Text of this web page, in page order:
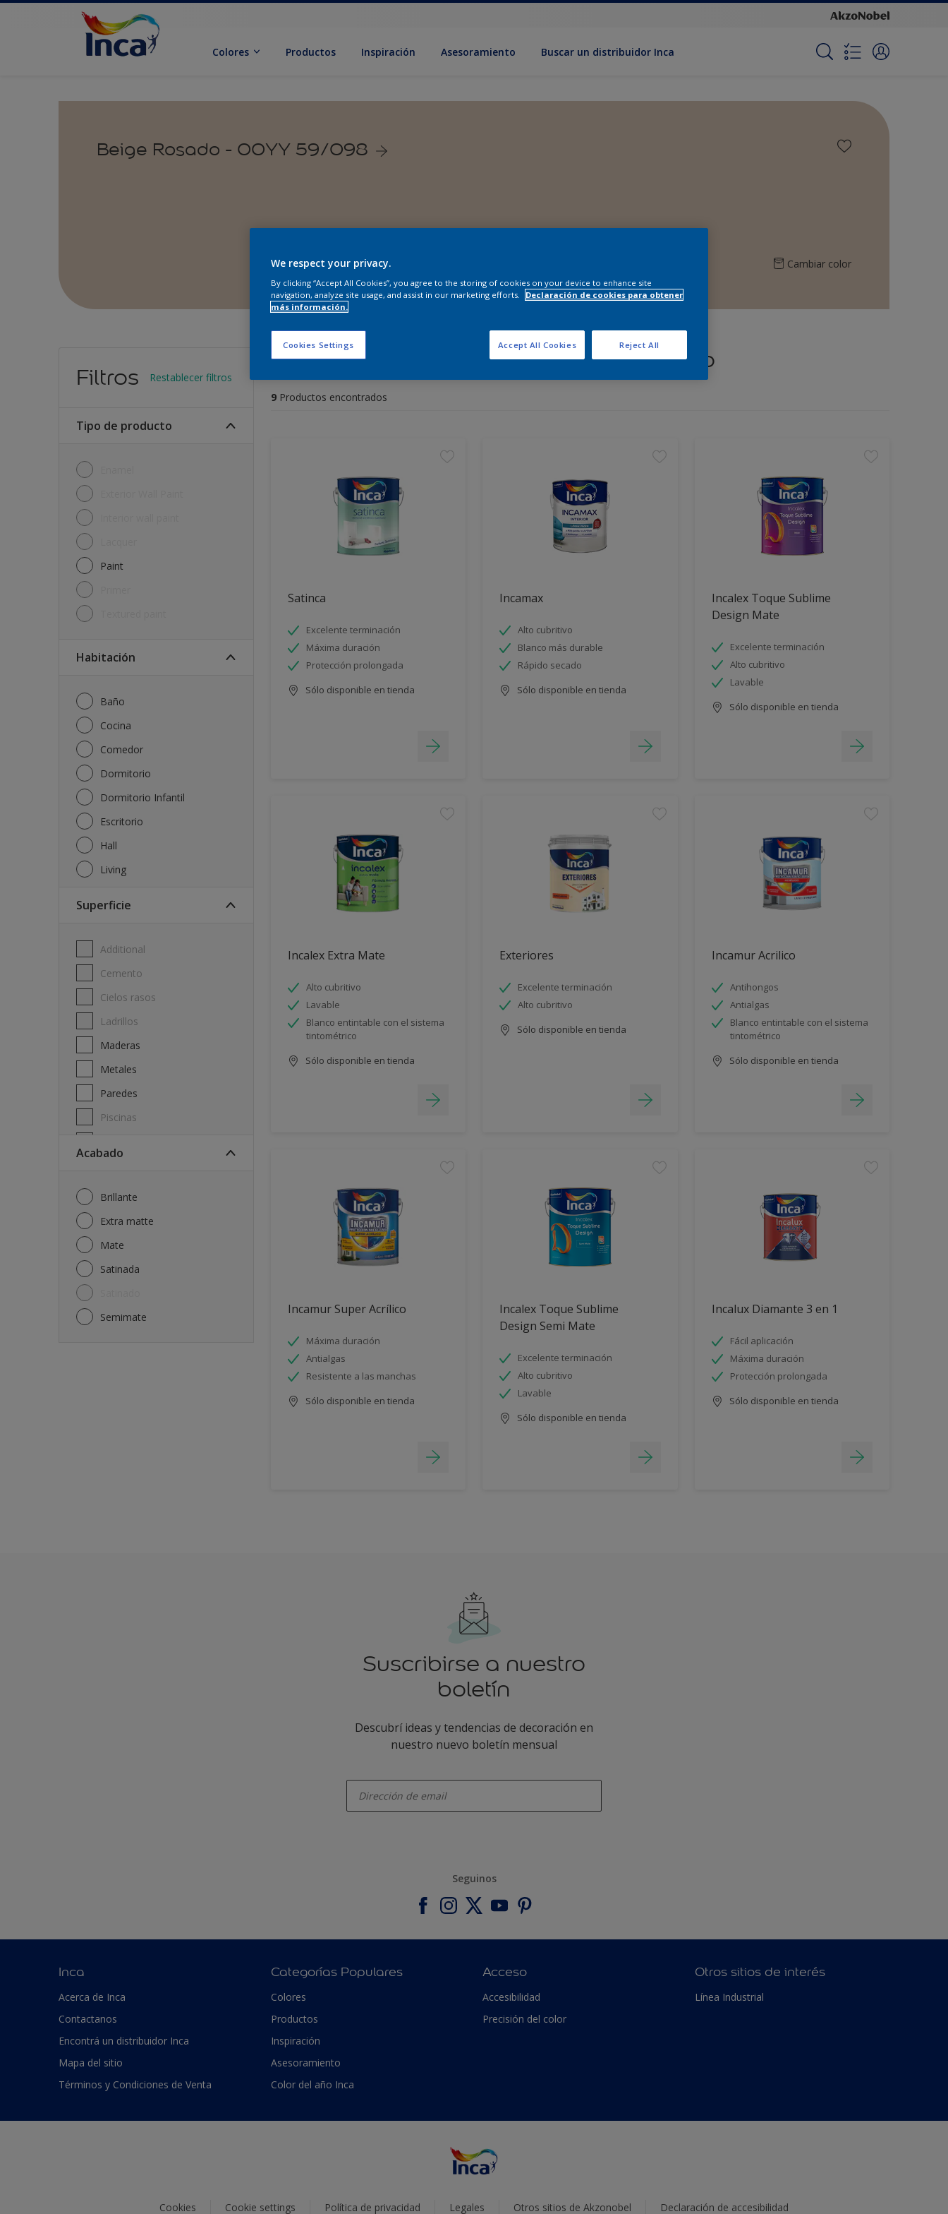
Colores Productos Inspiración Asesoramiento Buscar un distribuidor Inca
Beige Rosado - 00YY 59/098
Cambiar color
Filtros Restablecer filtros
Tipo de producto
Paint
Habitación
Baño
Cocina
Comedor
Dormitorio
Dormitorio Infantil
Escritorio
Hall
Living
Superficie
Additional
Cemento
Cielos rasos
Ladrillos
Maderas
Metales
Paredes
Piscinas
Acabado
Brillante
Extra matte
Mate
Satinada
Semimate
Encuentra los productos para tu proyecto
9 Productos encontrados
Satinca
Excelente terminación
Máxima duración
Protección prolongada
Sólo disponible en tienda
Incamax
Alto cubritivo
Blanco más durable
Rápido secado
Sólo disponible en tienda
Incalex Toque Sublime
Design Mate
Excelente terminación
Alto cubritivo
Lavable
Sólo disponible en tienda
Incalex Extra Mate
Alto cubritivo
Lavable
Blanco entintable con el sistema
tintométrico
Sólo disponible en tienda
Exteriores
Excelente terminación
Alto cubritivo
Sólo disponible en tienda
Incamur Acrilico
Antihongos
Antialgas
Blanco entintable con el sistema
tintométrico
Sólo disponible en tienda
Incamur Super Acrílico
Máxima duración
Antialgas
Resistente a las manchas
Sólo disponible en tienda
Incalex Toque Sublime
Design Semi Mate
Excelente terminación
Alto cubritivo
Lavable
Sólo disponible en tienda
Incalux Diamante 3 en 1
Fácil aplicación
Máxima duración
Protección prolongada
Sólo disponible en tienda
Suscribirse a nuestro
boletín
Descubrí ideas y tendencias de decoración en
nuestro nuevo boletín mensual
Seguinos
Inca
Acerca de Inca
Contactanos
Encontrá un distribuidor Inca
Mapa del sitio
Términos y Condiciones de Venta
Categorías Populares
Colores
Productos
Inspiración
Asesoramiento
Color del año Inca
Acceso
Accesibilidad
Precisión del color
Otros sitios de interés
Línea Industrial
Cookies Cookie settings Política de privacidad Legales Otros sitios de Akzonobel Declaración de accesibilidad
We respect your privacy.
By clicking “Accept All Cookies”, you agree to the storing of cookies on your device to enhance site
navigation, analyze site usage, and assist in our marketing efforts.
Declaración de cookies para obtener
más información.
Cookies Settings Reject All
Accept All Cookies